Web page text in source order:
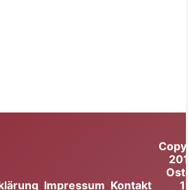
Impressum Kontakt